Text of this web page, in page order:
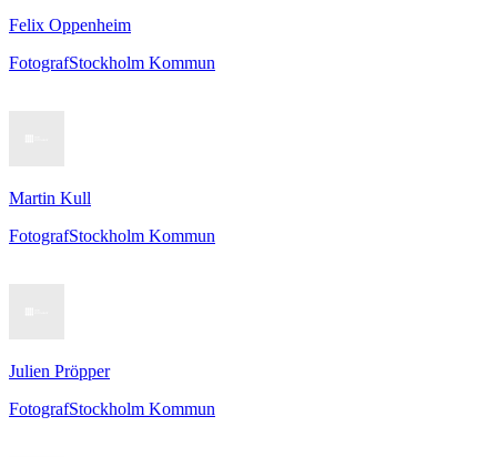
Felix Oppenheim
FotografStockholm Kommun
Martin Kull
FotografStockholm Kommun
Julien Pröpper
FotografStockholm Kommun